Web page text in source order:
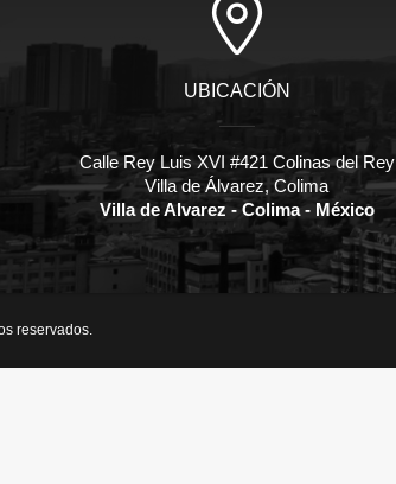
UBICACIÓN
Calle Rey Luis XVI #421 Colinas del Rey
Villa de Álvarez, Colima
Villa de Alvarez - Colima - México
reservados.